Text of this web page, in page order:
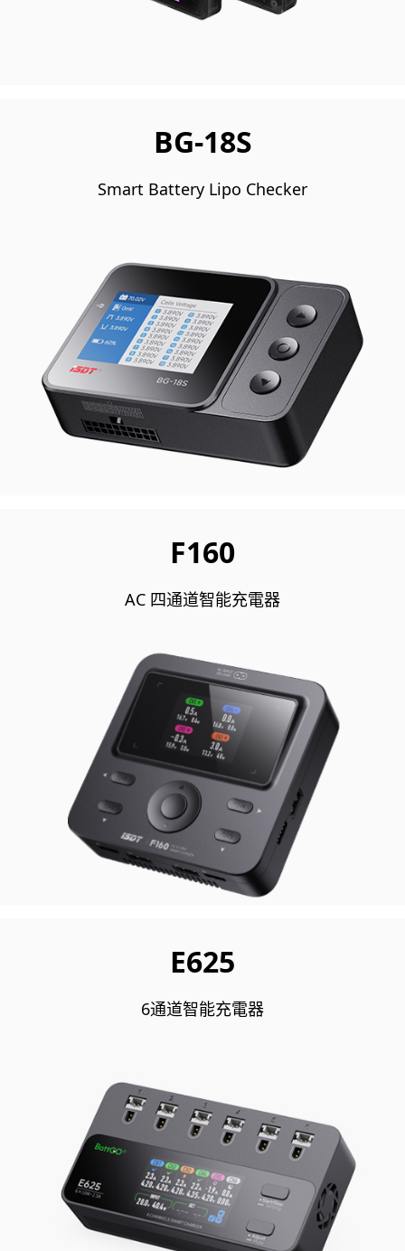
BG-18S
Smart Battery Lipo Checker
F160
AC 四通道智能充電器
E625
6通道智能充電器